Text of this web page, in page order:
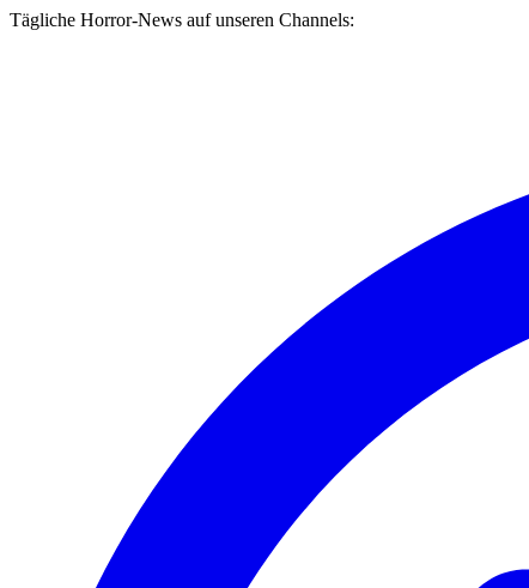
Tägliche Horror-News auf unseren Channels: